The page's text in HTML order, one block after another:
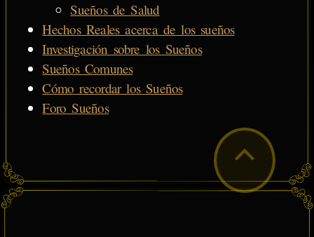
Sueños de Salud
Hechos Reales acerca de los sueños
Investigación sobre los Sueños
Sueños Comunes
Cómo recordar los Sueños
Foro Sueños